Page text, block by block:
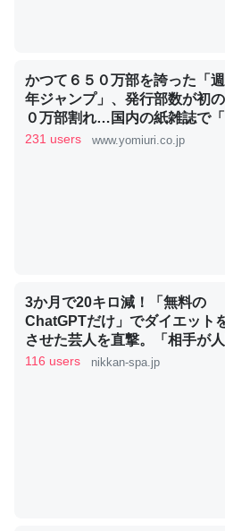
これを元に考えるとカルシウム
類は苦労してるんだな…。腹足
─ニュース :: 【研究発表】昆虫学の大
ウチもEchoを実家に置いて４年
ちぼちRingも置こうかと画策中
位置情報を共有してる。電池残
─たまにLINEするくらいだった遠方の
コミュニケーションが劇的に変化し
かつて６５０万部を誇った「
年ジャンプ」、発行部数が初
０万部割れ…国内の紙雑誌で
０万部超」ゼロに
231 users www.yomiuri.co.jp
3か月で20キロ減！「無料の
ChatGPTだけ」でダイエット
させた芸人を直撃。「相手が
ったらムリ」な減量メソッドに
116 users nikkan-spa.jp